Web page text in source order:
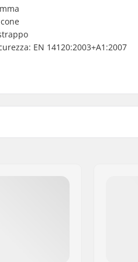
EN 14120:2003+A1:2007